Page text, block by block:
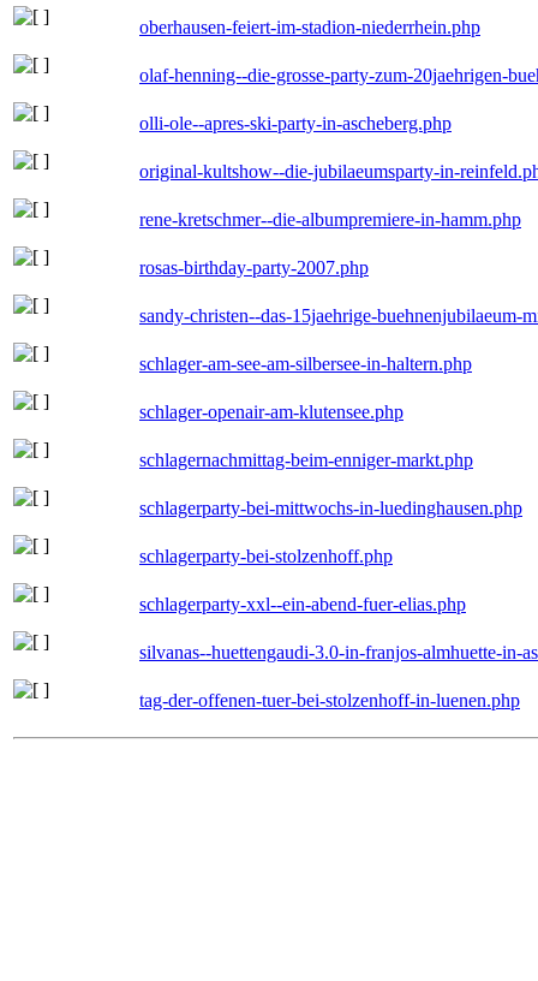
oberhausen-feiert-im-stadion-niederrhein.php
olaf-henning--die-grosse-party-zum-20jaehrigen-
olli-ole--apres-ski-party-in-ascheberg.php
original-kultshow--die-jubilaeumsparty-in-
rene-kretschmer--die-albumpremiere-in-hamm.php
rosas-birthday-party-2007.php
sandy-christen--das-15jaehrige-buehnenjubilaeum-
schlager-am-see-am-silbersee-in-haltern.php
schlager-openair-am-klutensee.php
schlagernachmittag-beim-enniger-markt.php
schlagerparty-bei-mittwochs-in-luedinghausen.php
schlagerparty-bei-stolzenhoff.php
schlagerparty-xxl--ein-abend-fuer-elias.php
silvanas--huettengaudi-3.0-in-franjos-almhuette-in-
tag-der-offenen-tuer-bei-stolzenhoff-in-luenen.php